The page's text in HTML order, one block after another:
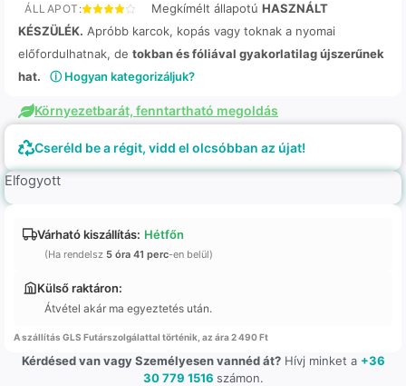
ÁLLAPOT: Megkímélt állapotú HASZNÁLT
KÉSZÜLÉK. Apróbb karcok, kopás vagy toknak a nyomai
előfordulhatnak, de tokban és fóliával gyakorlatilag újszerűnek
hat.
ⓘ Hogyan kategorizáljuk?
Környezetbarát, fenntartható megoldás
Cseréld be a régit, vidd el olcsóbban az újat!
Elfogyott
Várható kiszállítás: Hétfőn
(Ha rendelsz 5 óra 41 perc-en belül)
Külső raktáron:
Átvétel akár ma egyeztetés után.
A szállítás GLS Futárszolgálattal történik, az ára 2 490 Ft
Kérdésed van vagy Személyesen vannéd át?Hívj minket a +36
30 779 1516 számon.